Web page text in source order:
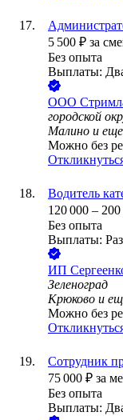
5 500 ₽ за
Без опыта
Выплаты:
ООО
городской
Малино и еще
Можно без
Водитель
120 000 –
Без опыта
Выплаты:
ИП
Зеленоград
Крюково и
Можно без
Сотрудник
75 000 ₽ за
Без опыта
Выплаты: